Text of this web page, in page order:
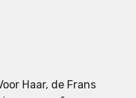
Haar, de Frans